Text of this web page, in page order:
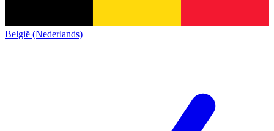
België (Nederlands)